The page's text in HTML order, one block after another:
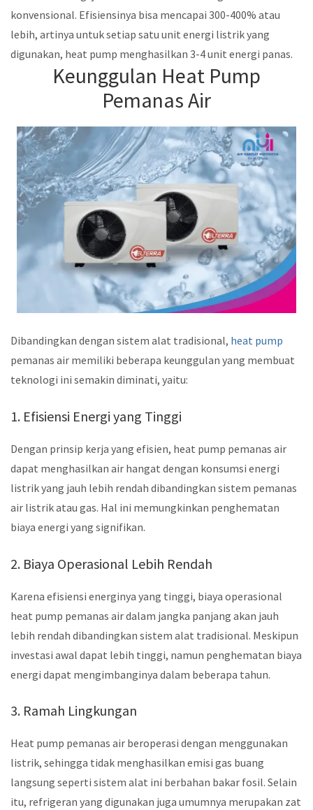
konvensional. Efisiensinya bisa mencapai 300-400% atau
lebih, artinya untuk setiap satu unit energi listrik yang
digunakan, heat pump menghasilkan 3-4 unit energi panas.
Keunggulan Heat Pump
Pemanas Air
Dibandingkan dengan sistem alat tradisional, heat pump
pemanas air memiliki beberapa keunggulan yang membuat
teknologi ini semakin diminati, yaitu:
1. Efisiensi Energi yang Tinggi
Dengan prinsip kerja yang efisien, heat pump pemanas air
dapat menghasilkan air hangat dengan konsumsi energi
listrik yang jauh lebih rendah dibandingkan sistem pemanas
air listrik atau gas. Hal ini memungkinkan penghematan
biaya energi yang signifikan.
2. Biaya Operasional Lebih Rendah
Karena efisiensi energinya yang tinggi, biaya operasional
heat pump pemanas air dalam jangka panjang akan jauh
lebih rendah dibandingkan sistem alat tradisional. Meskipun
investasi awal dapat lebih tinggi, namun penghematan biaya
energi dapat mengimbanginya dalam beberapa tahun.
3. Ramah Lingkungan
Heat pump pemanas air beroperasi dengan menggunakan
listrik, sehingga tidak menghasilkan emisi gas buang
langsung seperti sistem alat ini berbahan bakar fosil. Selain
itu, refrigeran yang digunakan juga umumnya merupakan zat